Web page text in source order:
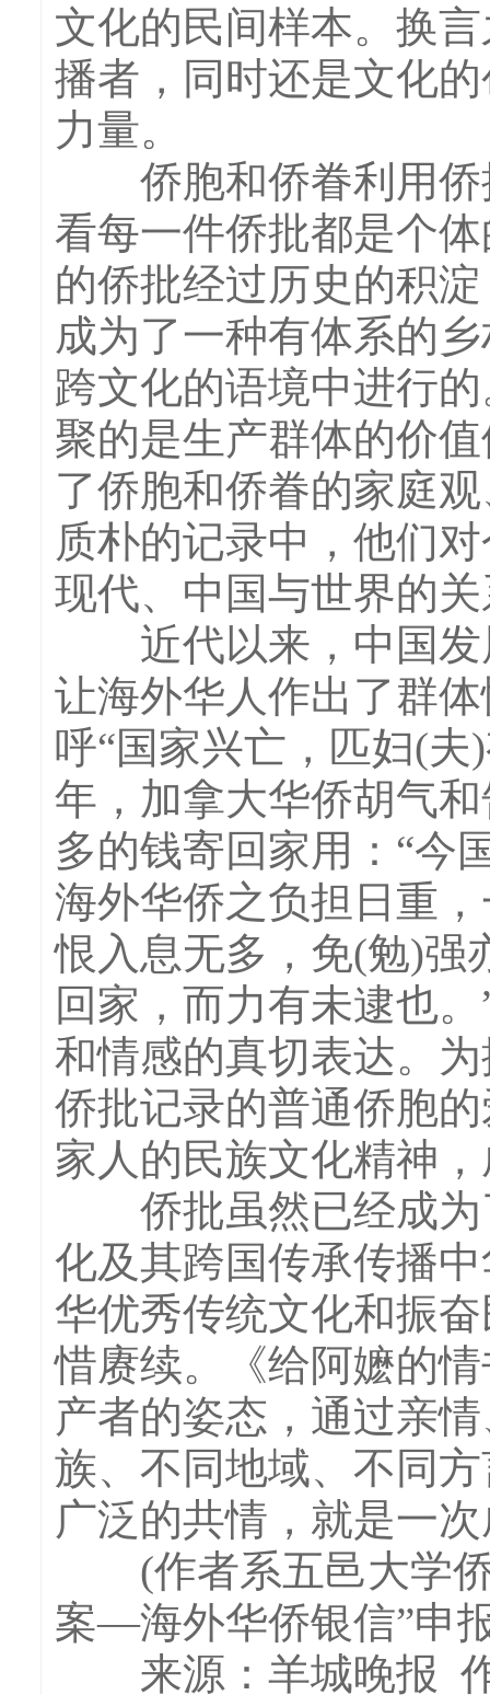
文化的民间样本。换
播者，同时还是文化
力量。
侨胞和侨眷利用侨
看每一件侨批都是个
的侨批经过历史的积
成为了一种有体系的
跨文化的语境中进行
聚的是生产群体的价
了侨胞和侨眷的家庭
质朴的记录中，他们
现代、中国与世界的
近代以来，中国发
让海外华人作出了群
呼“国家兴亡，匹妇(
年，加拿大华侨胡气
多的钱寄回家用：“今
海外华侨之负担日重
恨入息无多，免(勉)强
回家，而力有未逮也
和情感的真切表达。
侨批记录的普通侨胞
家人的民族文化精神
侨批虽然已经成为
化及其跨国传承传播
华优秀传统文化和振
惜赓续。《给阿嬷的
产者的姿态，通过亲
族、不同地域、不同
广泛的共情，就是一
(作者系五邑大学侨
案—海外华侨银信”申
来源：羊城晚报